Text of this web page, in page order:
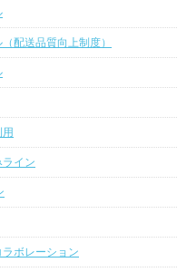
配送品質向上制度）
イン
ボレーション